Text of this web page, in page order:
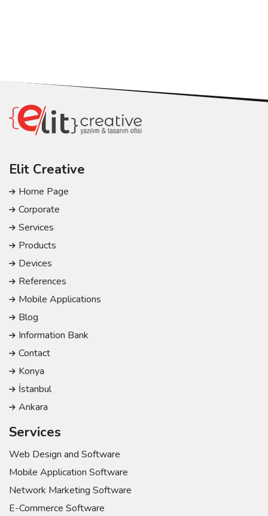
Elit Creative
Home Page
Corporate
Services
Products
Devices
References
Mobile Applications
Blog
Information Bank
Contact
Konya
İstanbul
Ankara
Services
Web Design and Software
Mobile Application Software
Network Marketing Software
E-Commerce Software